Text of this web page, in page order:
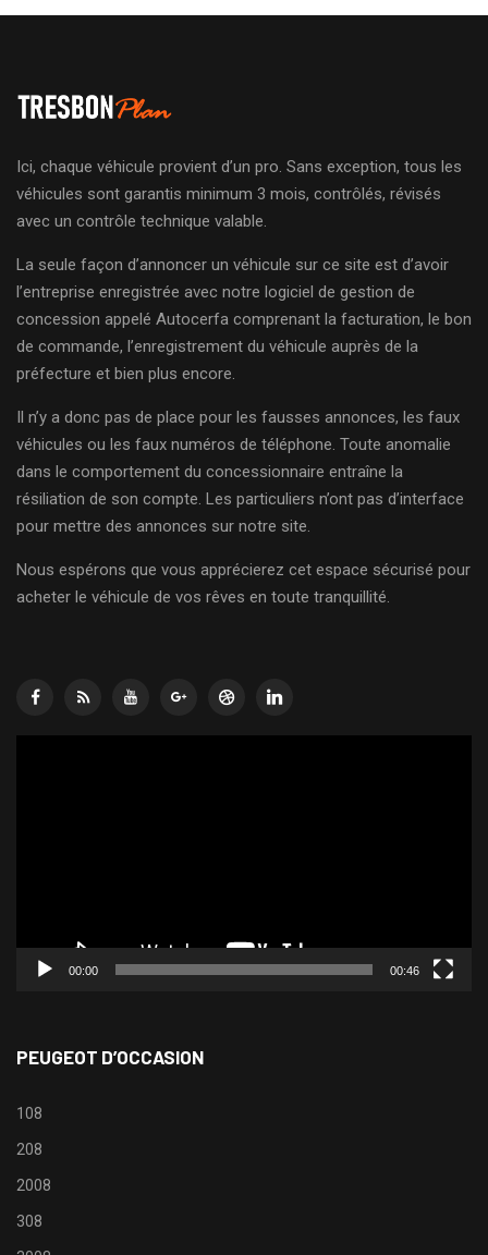
Ici, chaque véhicule provient d’un pro. Sans exception, tous les
véhicules sont garantis minimum 3 mois, contrôlés, révisés
avec un contrôle technique valable.
La seule façon d’annoncer un véhicule sur ce site est d’avoir
l’entreprise enregistrée avec notre logiciel de gestion de
concession appelé Autocerfa comprenant la facturation, le bon
de commande, l’enregistrement du véhicule auprès de la
préfecture et bien plus encore.
Il n’y a donc pas de place pour les fausses annonces, les faux
véhicules ou les faux numéros de téléphone. Toute anomalie
dans le comportement du concessionnaire entraîne la
résiliation de son compte. Les particuliers n’ont pas d’interface
pour mettre des annonces sur notre site.
Nous espérons que vous apprécierez cet espace sécurisé pour
acheter le véhicule de vos rêves en toute tranquillité.
00:00 00:46
PEUGEOT D’OCCASION
108
208
2008
308